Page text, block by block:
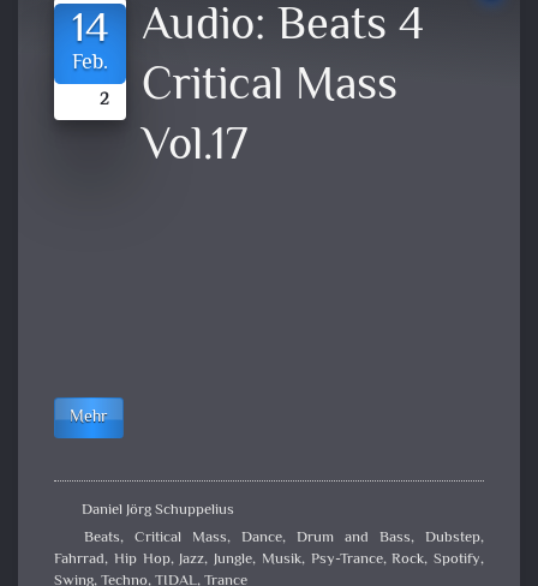
14
Feb.
2
Audio: Beats 4
Critical Mass
Vol.17
Mehr
Daniel Jörg Schuppelius
Beats, Critical Mass, Dance, Drum and Bass, Dubstep,
Fahrrad, Hip Hop,Jazz, Jungle, Musik, Psy-Trance,Rock, Spotify,